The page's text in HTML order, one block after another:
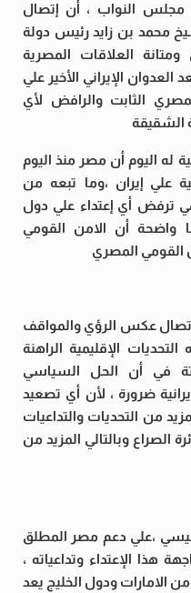
مجلس النواب ، أن إتصال
محمد بن زايد رئيس دولة
العلاقات المصرية
العدوان الإيراني الأخير علي
الثابت والرافض لأي
الشقيقة
اليوم أن مصر منذ اليوم
علي إيران ،وما تبعه من
ترفض أي إعتداء علي دول
واضحة أن الامن القومي
القومي المصري
عكس الرؤي والمواقف
الإقليمية الراهنة
في أن الحل السياسي
ضرورة ، لأن أي تصعيد
من التحديات والتداعيات
الصراع وبالتالي المزيد من
،علي دعم مصر المطلق
هذا الإعتداء وتداعياته ،
الامارات ودول الخليج يعد